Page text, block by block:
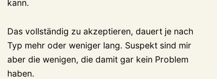
kann.
Das vollständig zu akzeptieren, dauert je nach
Typ mehr oder weniger lang. Suspekt sind mir
aber die wenigen, die damit gar kein Problem
haben.